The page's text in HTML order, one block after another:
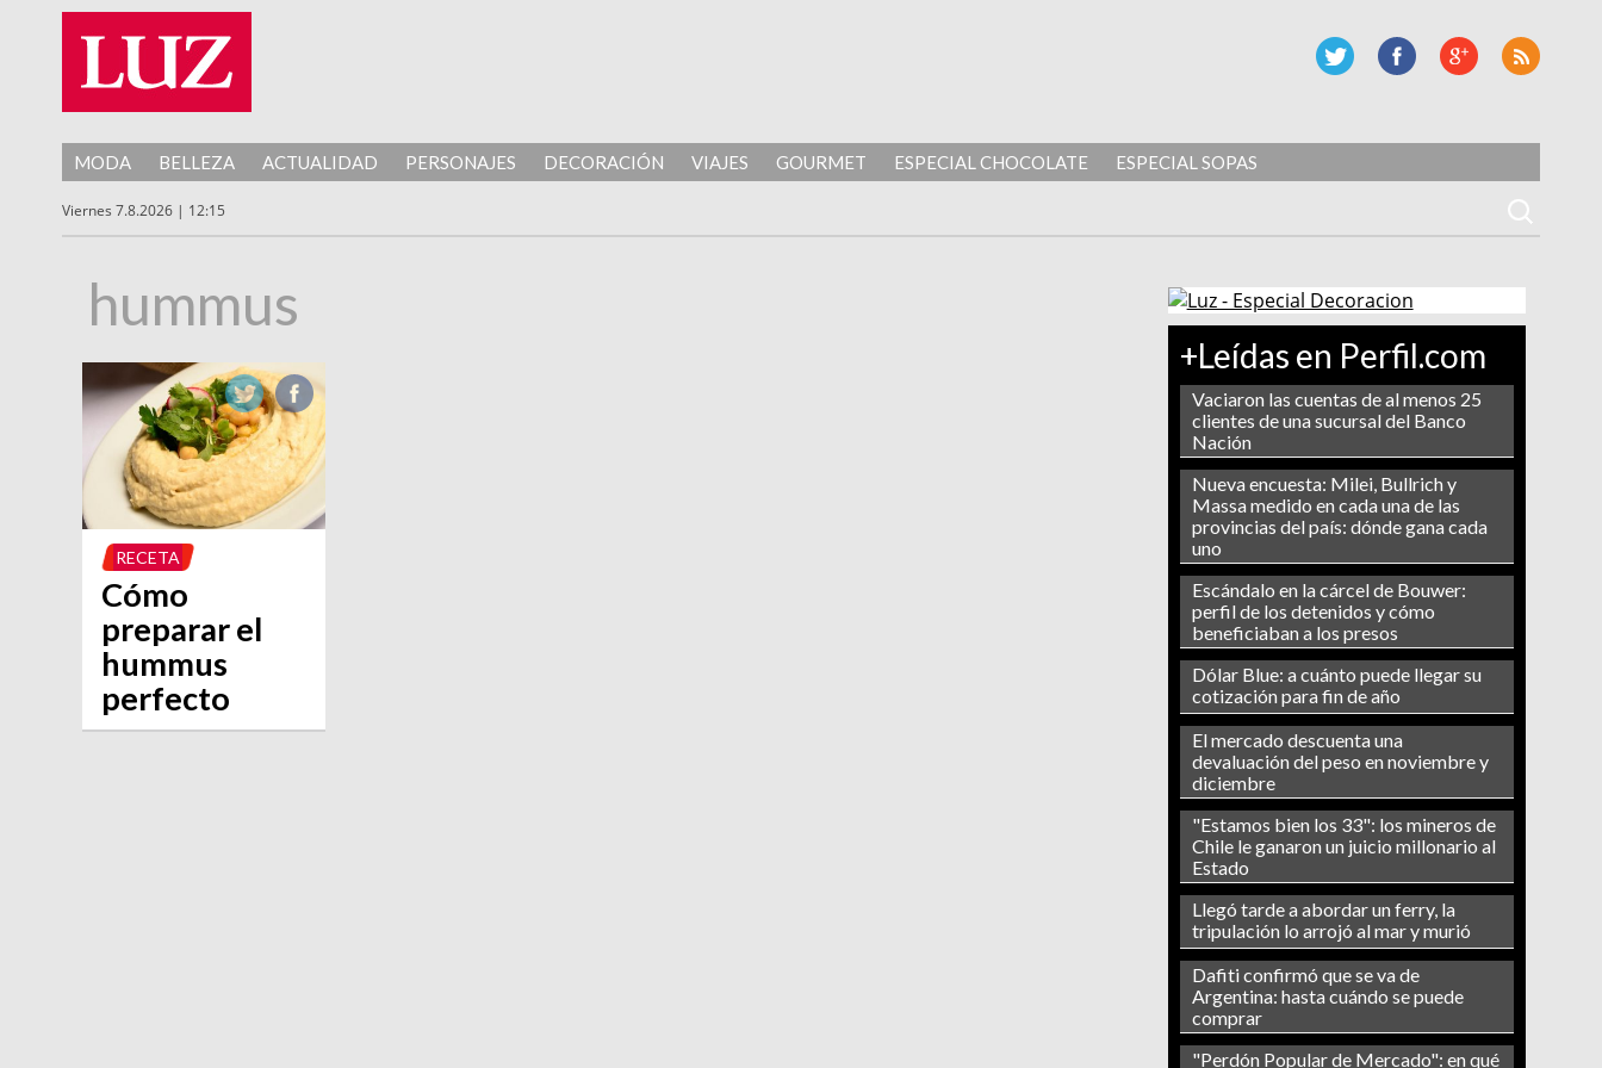
MODA BELLEZA ACTUALIDAD PERSONAJES DECORACIÓN VIAJES GOURMET ESPECIAL CHOCOLATE ESPECIAL SOPAS
Viernes 7.8.2026 | 12:15
+Leídas en Perfil.com
Vaciaron las cuentas de al menos 25
clientes de una sucursal del Banco
Nación
Nueva encuesta: Milei, Bullrich y
Massa medido en cada una de las
provincias del país: dónde gana cada
uno
Escándalo en la cárcel de Bouwer:
perfil de los detenidos y cómo
beneficiaban a los presos
Dólar Blue: a cuánto puede llegar su
cotización para fin de año
El mercado descuenta una
devaluación del peso en noviembre y
diciembre
"Estamos bien los 33": los mineros de
Chile le ganaron un juicio millonario al
Estado
Llegó tarde a abordar un ferry, la
tripulación lo arrojó al mar y murió
Dafiti confirmó que se va de
Argentina: hasta cuándo se puede
comprar
"Perdón Popular de Mercado": en qué
hummus
RECETA
Cómo
preparar el
hummus
perfecto